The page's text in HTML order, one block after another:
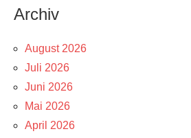
Archiv
August 2026
Juli 2026
Juni 2026
Mai 2026
April 2026